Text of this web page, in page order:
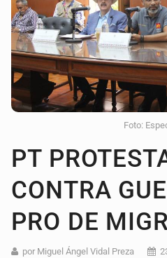
Foto:
PT
CONTRA
PRO DE
por Miguel Ángel Vidal Preza